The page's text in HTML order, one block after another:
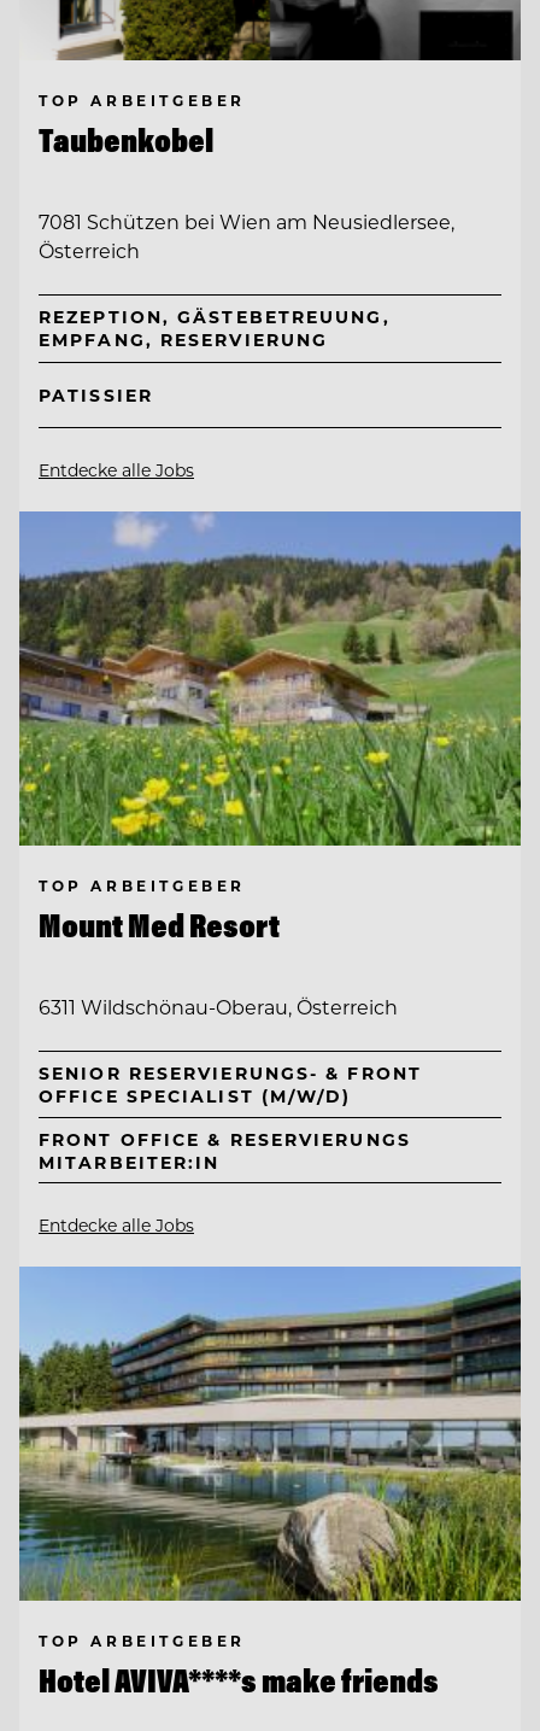
TOP ARBEITGEBER
Taubenkobel
7081 Schützen bei Wien am Neusiedlersee,
Österreich
REZEPTION, GÄSTEBETREUUNG,
EMPFANG, RESERVIERUNG
PATISSIER
Entdecke alle Jobs
TOP ARBEITGEBER
Mount Med Resort
6311 Wildschönau-Oberau, Österreich
SENIOR RESERVIERUNGS- & FRONT
OFFICE SPECIALIST (M/W/D)
FRONT OFFICE & RESERVIERUNGS
MITARBEITER:IN
Entdecke alle Jobs
TOP ARBEITGEBER
Hotel AVIVA****s make friends